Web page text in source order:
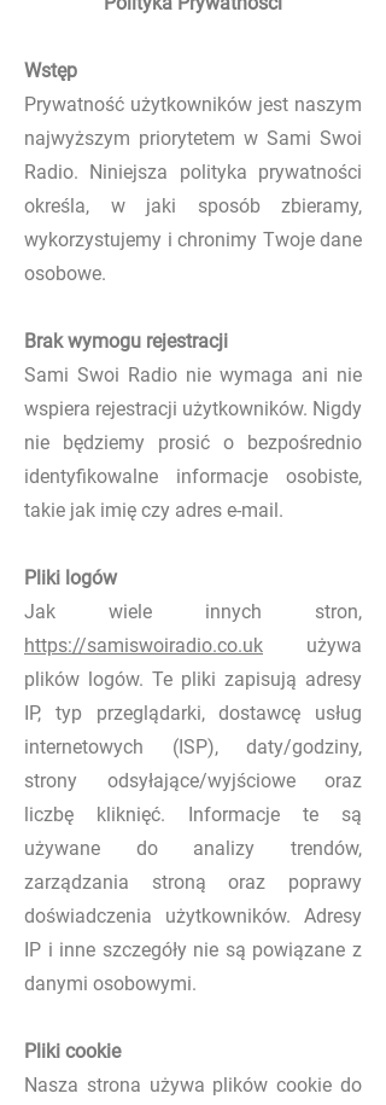
Wstęp
Prywatność użytkowników jest naszym
najwyższym priorytetem w Sami Swoi
Radio. Niniejsza polityka prywatności
określa, w jaki sposób zbieramy,
wykorzystujemy i chronimy Twoje dane
osobowe.
Brak wymogu rejestracji
Sami Swoi Radio nie wymaga ani nie
wspiera rejestracji użytkowników. Nigdy
nie będziemy prosić o bezpośrednio
identyfikowalne informacje osobiste,
takie jak imię czy adres e-mail.
Pliki logów
Jak wiele innych stron,
https://samiswoiradio.co.uk używa
plików logów. Te pliki zapisują adresy
IP, typ przeglądarki, dostawcę usług
internetowych (ISP), daty/godziny,
strony odsyłające/wyjściowe oraz
liczbę kliknięć. Informacje te są
używane do analizy trendów,
zarządzania stroną oraz poprawy
doświadczenia użytkowników. Adresy
IP i inne szczegóły nie są powiązane z
danymi osobowymi.
Pliki cookie
Nasza strona używa plików cookie do